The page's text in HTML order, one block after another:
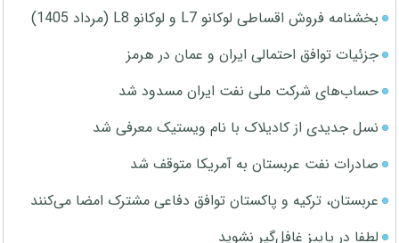
بخشنامه فروش اقساطی لوکانو L7 و لوکانو L8 (مرداد 1405)
جزئیات توافق احتمالی ایران و عمان در هرمز
حساب‌های شرکت ملی نفت ایران مسدود شد
نسل جدیدی از کادیلاک با نام ویستیک معرفی شد
صادرات نفت عربستان به آمریکا متوقف شد
عربستان، ترکیه و پاکستان توافق دفاعی مشترک امضا می‌کنند
لطفا در پاییز غافل‌گیر نشوید